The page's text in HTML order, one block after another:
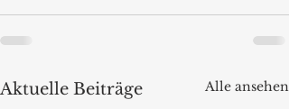
Aktuelle Beiträge Alle ansehen